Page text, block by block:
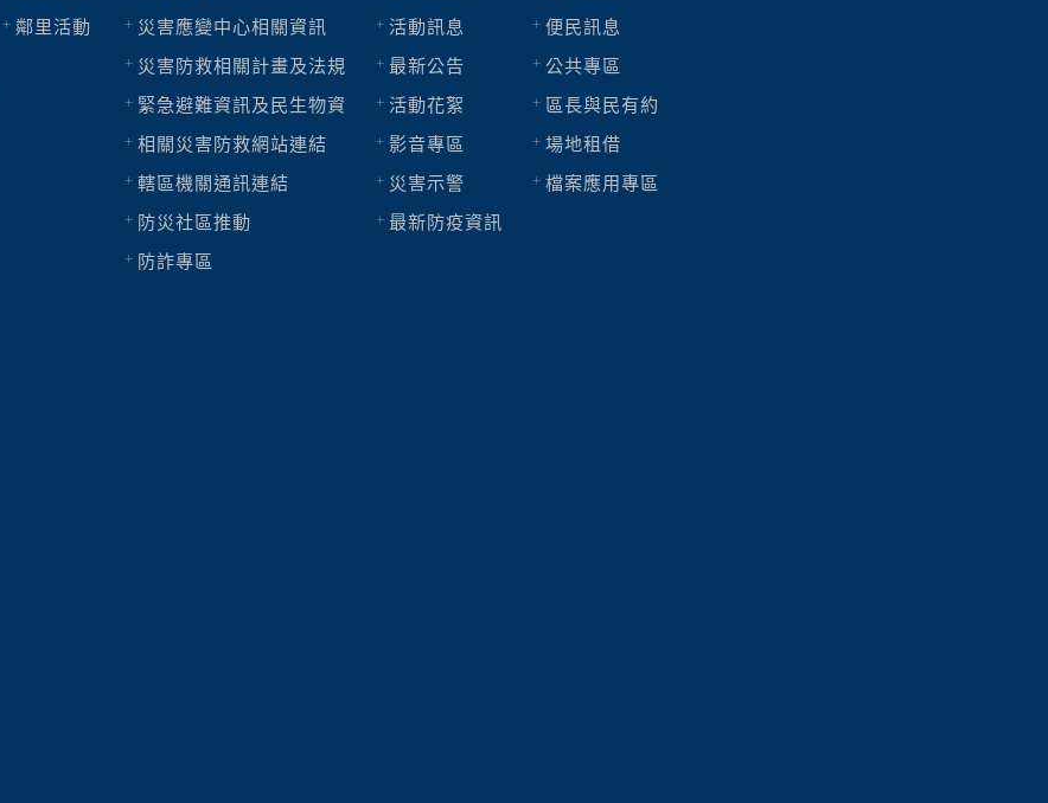
鄰里活動
災害應變中心相關資訊
災害防救相關計畫及法規
緊急避難資訊及民生物資
相關災害防救網站連結
轄區機關通訊連結
防災社區推動
防詐專區
活動訊息
最新公告
活動花絮
影音專區
災害示警
最新防疫資訊
便民訊息
公共專區
區長與民有約
場地租借
檔案應用專區